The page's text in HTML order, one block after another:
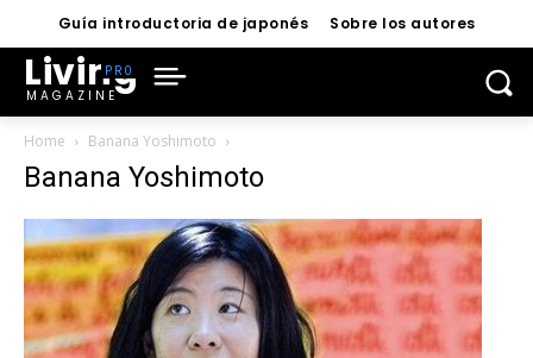
Guía introductoria de japonés Sobre los autores
Living
MAGAZINE
Home Banana Yoshimoto
Banana Yoshimoto